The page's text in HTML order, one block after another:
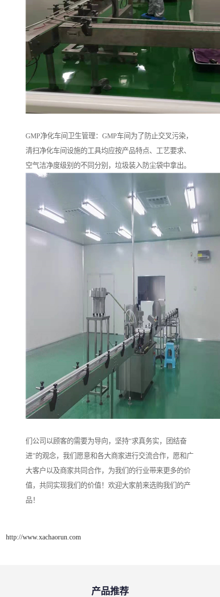
GMP净化车间卫生管理：GMP车间为了防止交叉污染，
清扫净化车间设施的工具均应按产品特点、工艺要求、
空气洁净度级别的不同分别，垃圾装入防尘袋中拿出。
们公司以顾客的需要为导向，坚持“求真务实，团结奋
进”的观念，我们愿意和各大商家进行交流合作，愿和广
大客户以及商家共同合作，为我们的行业带来更多的价
值，共同实现我们的价值！欢迎大家前来选购我们的产
品！
http://www.xachaorun.com
产品推荐